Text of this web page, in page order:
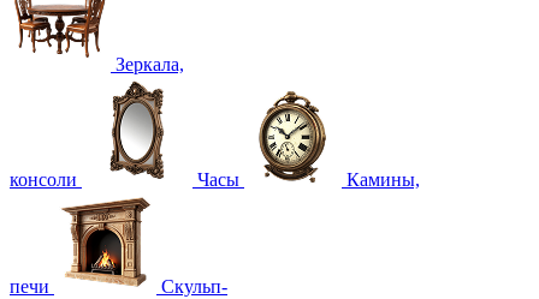
Зеркала,
консоли Часы Камины,
печи Скульп-